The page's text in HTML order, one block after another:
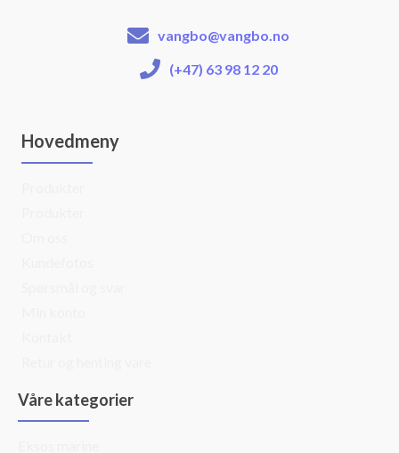
vangbo@vangbo.no
(+47) 63 98 12 20
Hovedmeny
Våre kategorier